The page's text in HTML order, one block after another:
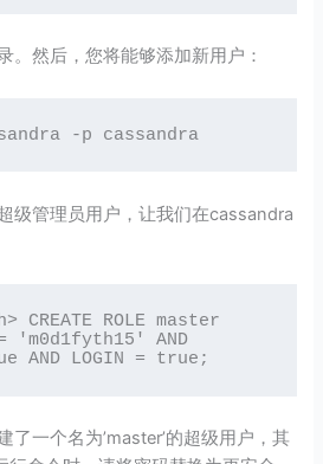
。然后，您将能够添加新用户：
-p cassandra
级管理员用户，让我们在cassandra
CREATE ROLE master
= 'm0d1fyth15' AND
AND LOGIN = true;
了一个名为’master’的超级用户，其